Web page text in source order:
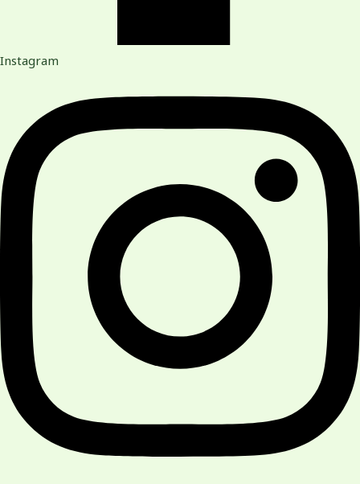
Instagram